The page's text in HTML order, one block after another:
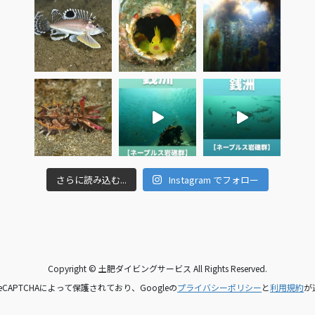
さらに読み込む... Instagram でフォロー
Copyright © 土肥ダイビングサービス All Rights Reserved.
によって保護されており、Googleのプライバシーポリシーと利用規約が